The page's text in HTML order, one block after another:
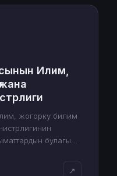
Илим,
жогорку билим
булагы
↗